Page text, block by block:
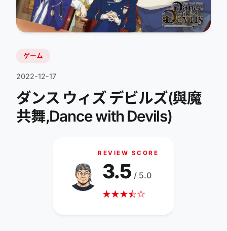
ゲーム
2022-12-17
ダンス ウィズ デビルズ(與魔
共舞,Dance with Devils)
REVIEW SCORE
★★★☆
★☆
3.5 / 5.0